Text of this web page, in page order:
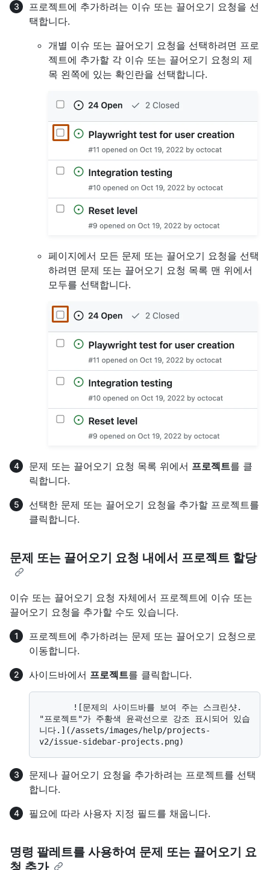
프로젝트에 추가하려는 이슈 또는 끌어오기 요청을 선
택합니다.
개별 이슈 또는 끌어오기 요청을 선택하려면 프로
젝트에 추가할 각 이슈 또는 끌어오기 요청의 제
목 왼쪽에 있는 확인란을 선택합니다.
페이지에서 모든 문제 또는 끌어오기 요청을 선택
하려면 문제 또는 끌어오기 요청 목록 맨 위에서
모두를 선택합니다.
문제 또는 끌어오기 요청 목록 위에서 프로젝트를 클
릭합니다.
선택한 문제 또는 끌어오기 요청을 추가할 프로젝트를
클릭합니다.
문제 또는 끌어오기 요청 내에서 프로젝트 할당
이슈 또는 끌어오기 요청 자체에서 프로젝트에 이슈 또는
끌어오기 요청을 추가할 수도 있습니다.
프로젝트에 추가하려는 문제 또는 끌어오기 요청으로
이동합니다.
사이드바에서 프로젝트를 클릭합니다.
"프로젝트"가 주황색 윤곽선으로 강조 표시되어 있습
니다.](/assets/images/help/projects-
문제나 끌어오기 요청을 추가하려는 프로젝트를 선택
합니다.
필요에 따라 사용자 지정 필드를 채웁니다.
명령 팔레트를 사용하여 문제 또는 끌어오기 요
청 추가